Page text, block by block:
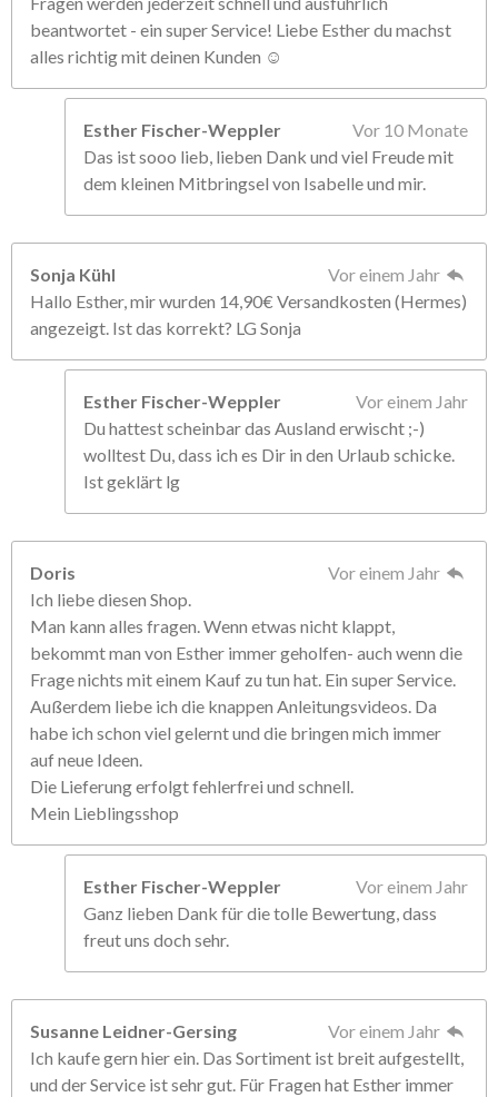
beantwortet - ein super Service! Liebe Esther du machst
alles richtig mit deinen Kunden ☺️
Esther Fischer-Weppler
Vor 10 Monate
Das ist sooo lieb, lieben Dank und viel Freude mit
dem kleinen Mitbringsel von Isabelle und mir.
Sonja Kühl
Vor einem Jahr
Hallo Esther, mir wurden 14,90€ Versandkosten (Hermes)
angezeigt. Ist das korrekt? LG Sonja
Esther Fischer-Weppler
Vor einem Jahr
Du hattest scheinbar das Ausland erwischt ;-)
wolltest Du, dass ich es Dir in den Urlaub schicke.
Ist geklärt lg
Doris
Vor einem Jahr
Ich liebe diesen Shop.
Man kann alles fragen. Wenn etwas nicht klappt,
bekommt man von Esther immer geholfen- auch wenn die
Frage nichts mit einem Kauf zu tun hat. Ein super Service.
Außerdem liebe ich die knappen Anleitungsvideos. Da
habe ich schon viel gelernt und die bringen mich immer
auf neue Ideen.
Die Lieferung erfolgt fehlerfrei und schnell.
Mein Lieblingsshop
Esther Fischer-Weppler
Vor einem Jahr
Ganz lieben Dank für die tolle Bewertung, dass
freut uns doch sehr.
Susanne Leidner-Gersing
Vor einem Jahr
Ich kaufe gern hier ein. Das Sortiment ist breit aufgestellt,
und der Service ist sehr gut. Für Fragen hat Esther immer